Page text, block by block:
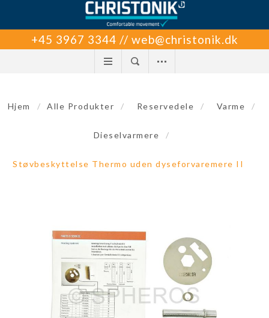
+45 3967 3344 // web@christonik.dk
Hjem / Alle Produkter / Reservedele / Varme /
Dieselvarmere /
Støvbeskyttelse Thermo uden dyseforvaremere II